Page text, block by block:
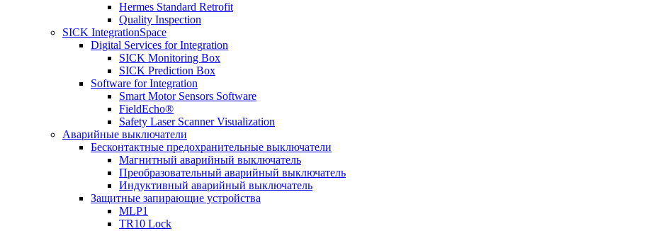
Hermes Standard Retrofit
Quality Inspection
SICK IntegrationSpace
Digital Services for Integration
SICK Monitoring Box
SICK Prediction Box
Software for Integration
Smart Motor Sensors Software
FieldEcho®
Safety Laser Scanner Visualization
Аварийные выключатели
Бесконтактные предохранительные выключатели
Магнитный аварийный выключатель
Преобразовательный аварийный выключатель
Индуктивный аварийный выключатель
Защитные запирающие устройства
MLP1
TR10 Lock